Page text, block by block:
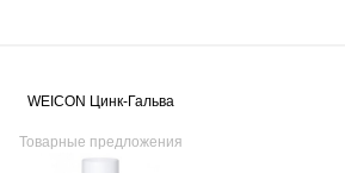
WEICON Цинк-Гальва
Товарные предложения